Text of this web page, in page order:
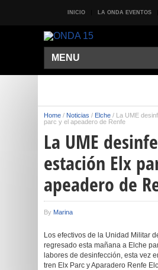
INICIO LA ONDA EVENTOS
MENU
Home / Noticias / Elche / La UME
parc y el apeadero de Renfe
La UME
estación Elx
apeadero de
By Marina
Los efectivos de la Unidad Militar
regresado esta mañana a Elche
labores de desinfección, esta vez
tren Elx Parc y Aparadero Renfe